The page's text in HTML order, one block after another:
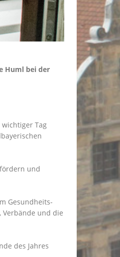
Huml bei der
Tag
und
Gesundheits-
Verbände und die
des Jahres